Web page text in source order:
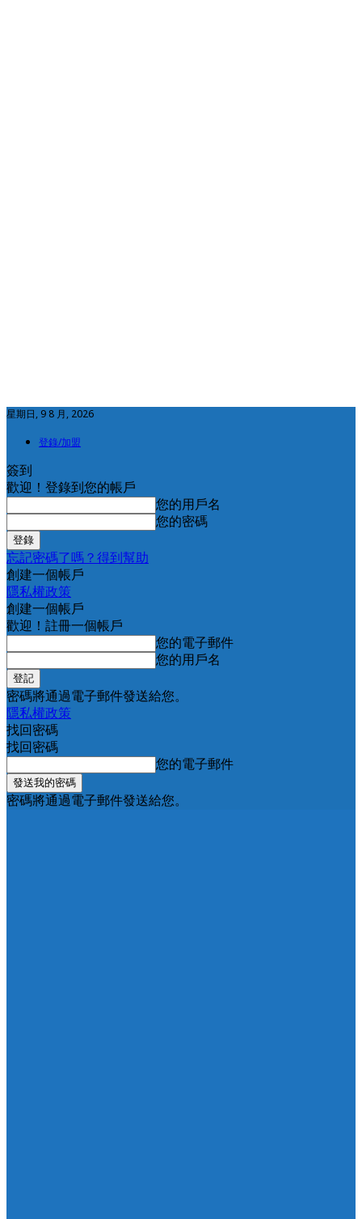
星期日, 9 8 月, 2026
登錄/加盟
簽到
歡迎！登錄到您的帳戶
您的用戶名
您的密碼
忘記密碼了嗎？得到幫助
創建一個帳戶
隱私權政策
創建一個帳戶
歡迎！註冊一個帳戶
您的電子郵件
您的用戶名
密碼將通過電子郵件發送給您。
隱私權政策
找回密碼
找回密碼
您的電子郵件
密碼將通過電子郵件發送給您。